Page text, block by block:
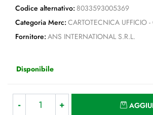
Codice alternativo: 8033593005369
Categoria Merc: CARTOTECNICA UFFICIO -
Fornitore: ANS INTERNATIONAL S.R.L.
Disponibile